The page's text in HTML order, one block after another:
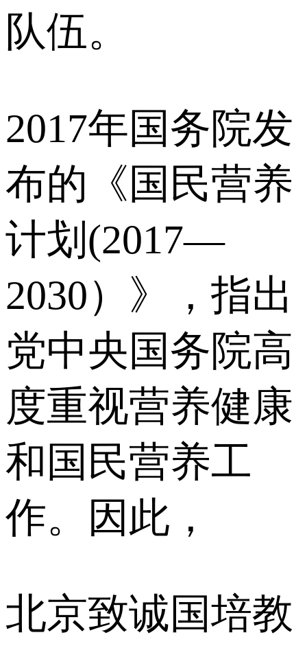
队伍。
2017年国务院发
布的《国民营养
计划(2017—
2030）》，指出
党中央国务院⾼
度重视营养健康
和国民营养⼯
作。因此，
北京致诚国培教